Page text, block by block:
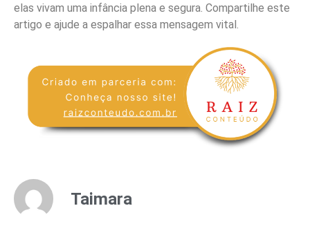
elas vivam uma infância plena e segura. Compartilhe este
artigo e ajude a espalhar essa mensagem vital.
Taimara